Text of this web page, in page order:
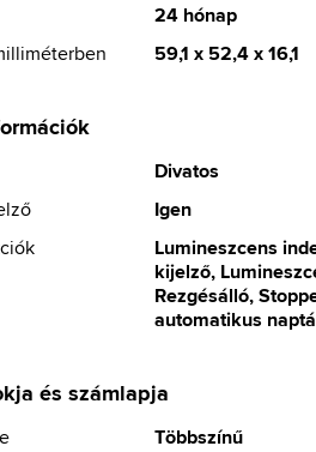
24 hónap
59,1 x 52,4 x 16,1
Divatos
Igen
Lumineszcens
kijelző,
Rezgésálló,
automatikus
és számlapja
Többszínű